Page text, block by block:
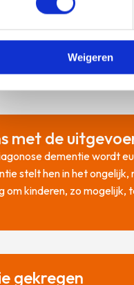
Weigeren
met de
dementie wordt
stelt hen in het
om kinderen, zo
gekregen